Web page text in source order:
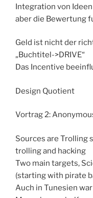
Integration von
aber die Bewertung
Geld ist nicht der
„Buchtitel->DRIVE“
Das Incentive
Design Quotient
Vortrag 2:
Sources are Trolling
trolling and hacking
Two main targets,
(starting with pirate
Auch in Tunesien